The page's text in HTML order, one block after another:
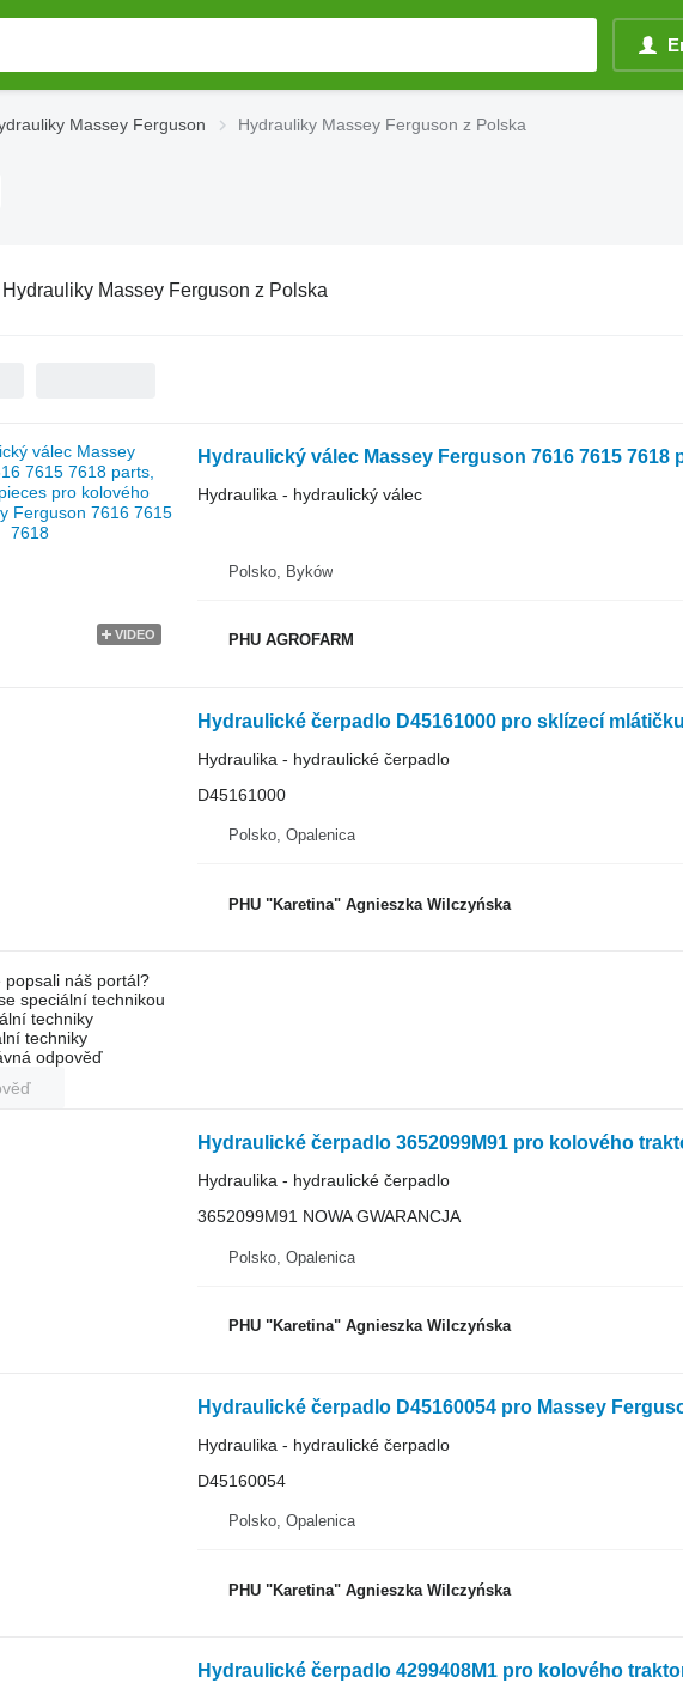
Massey Ferguson Hydrauliky Massey Ferguson z Polska
Hydrauliky Massey Ferguson z Polska
VIDEO
Hydraulika - hydraulický válec
Polsko, Byków
PHU AGROFARM
Hydraulika - hydraulické čerpadlo
D45161000
Polsko, Opalenica
PHU "Karetina" Agnieszka Wilczyńska
náš portál?
speciální technikou
techniky
techniky
odpověď
Hydraulika - hydraulické čerpadlo
3652099M91 NOWA GWARANCJA
Polsko, Opalenica
PHU "Karetina" Agnieszka Wilczyńska
Hydraulické čerpadlo D45160054 pro Massey
Hydraulika - hydraulické čerpadlo
D45160054
Polsko, Opalenica
PHU "Karetina" Agnieszka Wilczyńska